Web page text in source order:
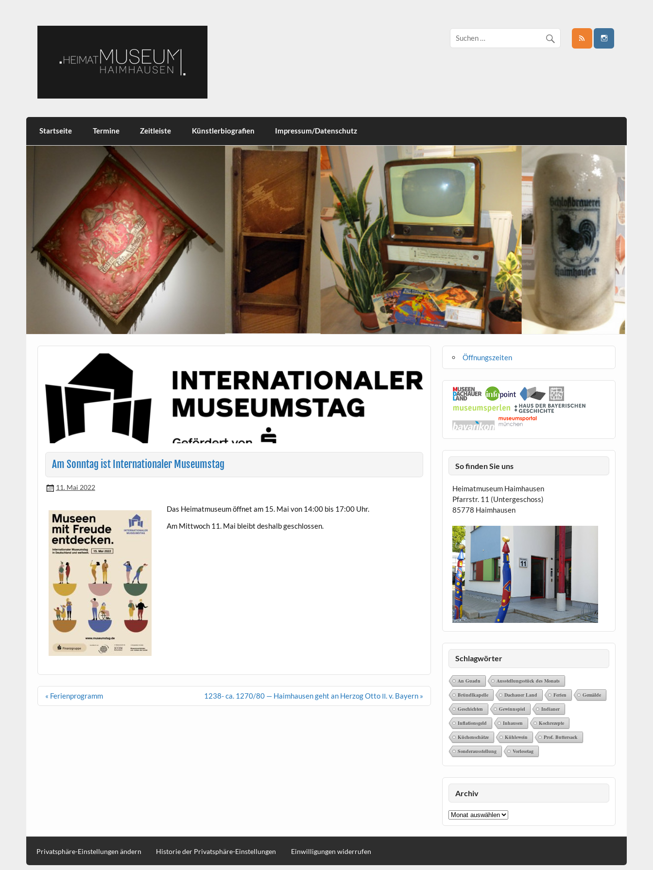
Startseite Termine Zeitleiste Künstlerbiografien Impressum/Datenschutz
Am Sonntag ist Internationaler Museumstag
11. Mai 2022
Das Heimat­mu­se­um öffnet am 15. Mai von 14:00 bis 17:00 Uhr.
Am Mittwoch 11. Mai bleibt deshalb geschlossen.
Beitragsnavigation
« Ferienprogramm 1238- ca. 1270/80 — Haimhausen geht an Herzog Otto II. v. Bayern »
Öffnungszeiten
So finden Sie uns
Heimatmuseum Haimhausen
Pfarrstr. 11 (Untergeschoss)
85778 Haimhausen
Schlagwörter
An Guadn Ausstellungsstück des Monats
Bründlkapelle Dachauer Land Ferien Gemälde
Geschichten Gewinnspiel Indianer
Inflationsgeld Inhausen Kochrezepte
Küchenschätze Kühlewein Prof. Buttersack
Sonderausstellung Vorlesetag
Archiv
Archiv
Privatsphäre-Einstellungen ändern Historie der Privatsphäre-Einstellungen Einwilligungen widerrufen